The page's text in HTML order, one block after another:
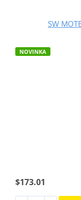
SW
NOVINKA
$173.01